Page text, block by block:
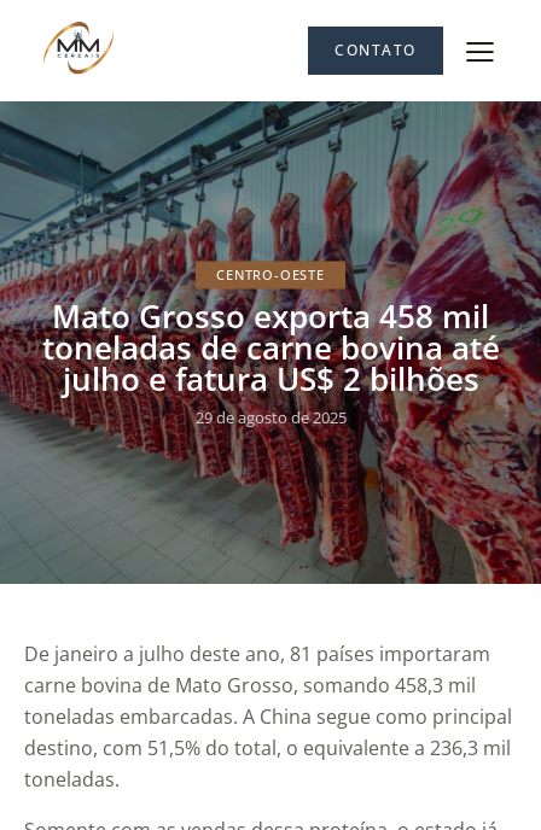
CONTATO
CENTRO-OESTE
Mato Grosso exporta 458 mil
toneladas de carne bovina até
julho e fatura US$ 2 bilhões
29 de agosto de 2025
De janeiro a julho deste ano, 81 países importaram
carne bovina de Mato Grosso, somando 458,3 mil
toneladas embarcadas. A China segue como principal
destino, com 51,5% do total, o equivalente a 236,3 mil
toneladas.